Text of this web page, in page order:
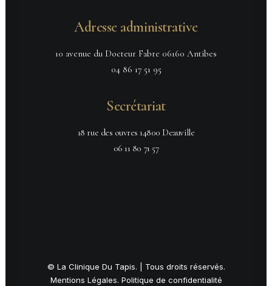
Adresse administrative
10 avenue du Docteur Fabre 06160 Antibes
04 86 17 51 95
Secrétariat
18 rue des ouvres 14800 Deauville
06 11 80 71 57
© La Clinique Du Tapis. | Tous droits réservés.
Mentions Légales. Politique de confidentialité